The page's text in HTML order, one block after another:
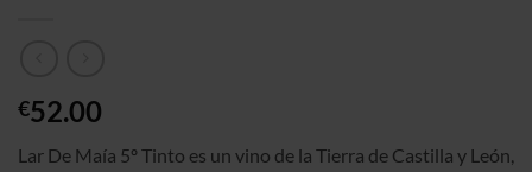
€52.00
Lar De Maía 5º Tinto es un vino de la Tierra de Castilla y León,